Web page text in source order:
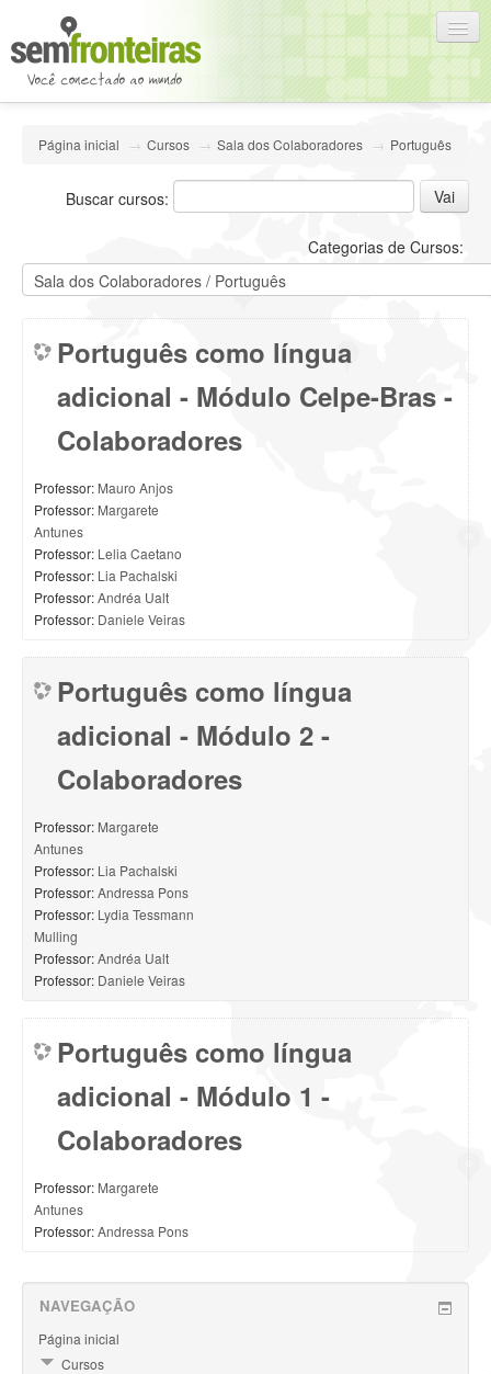
Página inicial → Cursos → Sala dos Colaboradores → Português
Buscar cursos:
Categorias de Cursos:
Português como língua
adicional - Módulo Celpe-Bras -
Colaboradores
Professor: Mauro Anjos
Professor: Margarete
Antunes
Professor: Lelia Caetano
Professor: Lia Pachalski
Professor:Andréa Ualt
Professor: Daniele Veiras
Português como língua
adicional - Módulo 2 -
Colaboradores
Professor: Margarete
Antunes
Professor: Lia Pachalski
Professor:Andressa Pons
Professor: Lydia Tessmann
Mulling
Professor:Andréa Ualt
Professor: Daniele Veiras
Português como língua
adicional - Módulo 1 -
Colaboradores
Professor: Margarete
Antunes
Professor:Andressa Pons
NAVEGAÇÃO
Página inicial
Cursos